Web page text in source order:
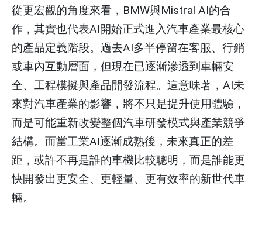
從更宏觀的角度來看，BMW與Mistral AI的合
作，其實也代表AI開始正式進入汽車產業最核心
的產品定義階段。過去AI多半停留在客服、行銷
或車內互動層面，但現在已逐漸滲透到車輛安
全、工程模擬與產品開發流程。這意味著，AI未
來對汽車產業的影響，將不只是提升使用體驗，
而是可能重新改變整個汽車研發模式與產業競爭
結構。而當工業AI逐漸成熟後，未來真正的差
距，或許不再是誰的車機比較聰明，而是誰能更
快開發出更安全、更輕量、更有效率的新世代車
輛。